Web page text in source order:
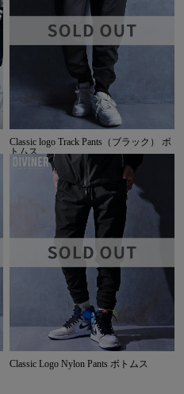
Classic logo Track Pants（ブラック） ボ
トムス
Classic Logo Nylon Pants ボトムス